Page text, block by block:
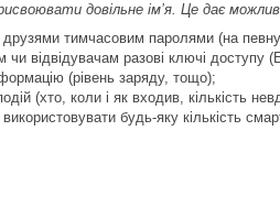
довільне ім’я. Це дає
друзями тимчасовим паролями (на
чи відвідувачам разові ключі
(рівень заряду, тощо);
(хто, коли і як входив, кількість
будь-яку кількість